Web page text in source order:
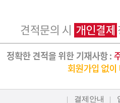
|
| 결제안내